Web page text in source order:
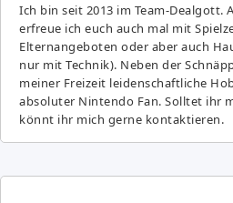
Ich bin seit 2013 im Team-Dealgott.
erfreue ich euch auch mal mit
Elternangeboten oder aber auch
nur mit Technik). Neben der
meiner Freizeit leidenschaftliche
absoluter Nintendo Fan. Solltet ihr
könnt ihr mich gerne kontaktieren.